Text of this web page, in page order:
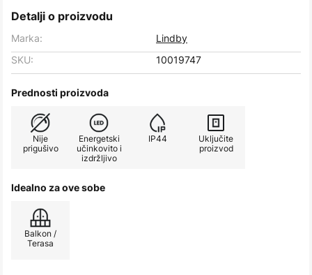
Detalji o proizvodu
Marka:
Lindby
SKU:
10019747
Prednosti proizvoda
Nije
prigušivo
Energetski
učinkovito i
izdržljivo
IP44
Uključite
proizvod
Idealno za ove sobe
Balkon /
Terasa